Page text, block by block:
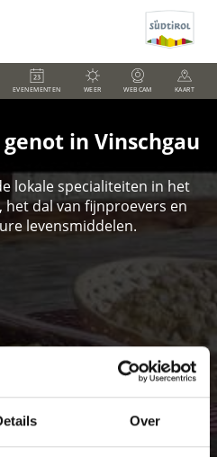
Over
EVENEMENTEN WEER WEBCAM KAART
in Vinschgau
lokale specialiteiten in het
het dal van fijnproevers en
levensmiddelen.